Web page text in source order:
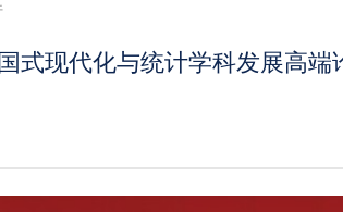
式现代化与统计学科发展高